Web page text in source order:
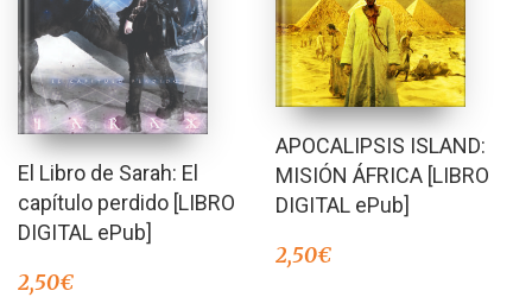
El Libro de Sarah: El
capítulo perdido [LIBRO
DIGITAL ePub]
2,50€
APOCALIPSIS ISLAND:
MISIÓN ÁFRICA [LIBRO
DIGITAL ePub]
2,50€